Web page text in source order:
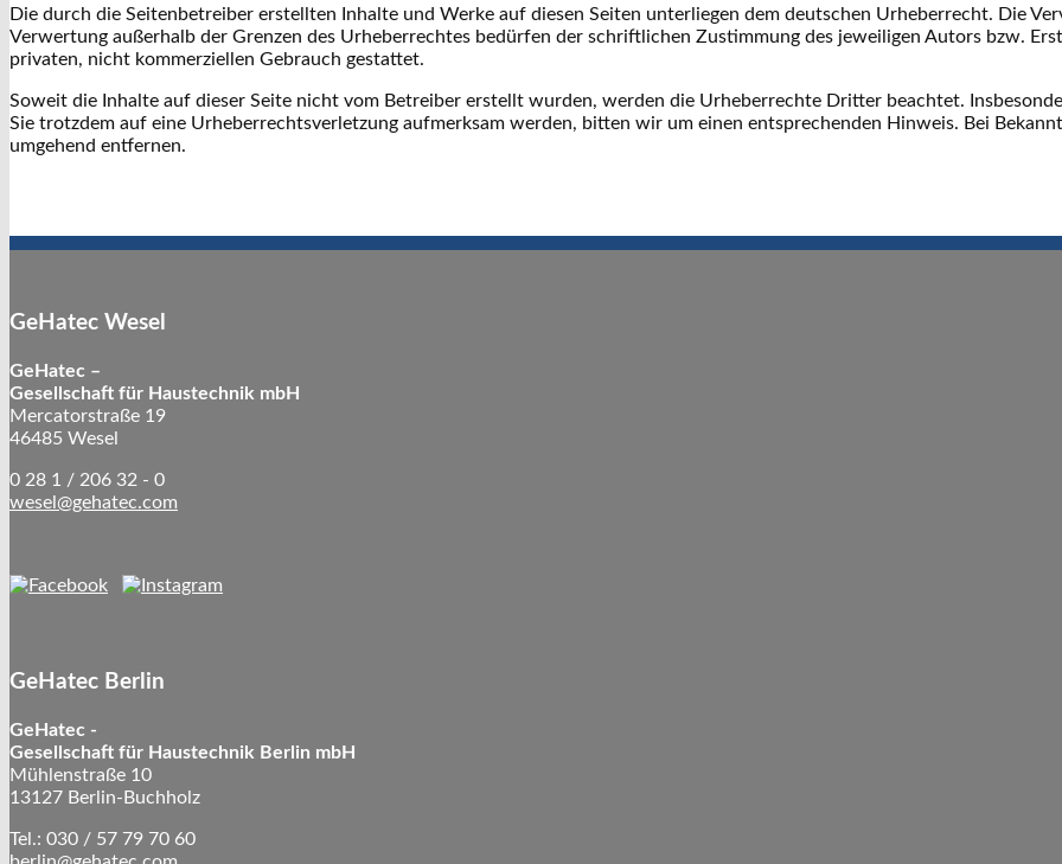
Die durch die Seitenbetreiber erstellten Inhalte und Werke auf diesen Seiten unterliegen dem deutschen Urheberrecht. Die
Verwertung außerhalb der Grenzen des Urheberrechtes bedürfen der schriftlichen Zustimmung des jeweiligen Autors bzw.
privaten, nicht kommerziellen Gebrauch gestattet.
Soweit die Inhalte auf dieser Seite nicht vom Betreiber erstellt wurden, werden die Urheberrechte Dritter beachtet.
Sie trotzdem auf eine Urheberrechtsverletzung aufmerksam werden, bitten wir um einen entsprechenden Hinweis. Bei
umgehend entfernen.
GeHatec Wesel
GeHatec –
Gesellschaft für Haustechnik mbH
Mercatorstraße 19
46485 Wesel
0 28 1 / 206 32 - 0
wesel@gehatec.com
GeHatec Berlin
GeHatec -
Gesellschaft für Haustechnik Berlin mbH
Mühlenstraße 10
13127 Berlin-Buchholz
Tel.: 030 / 57 79 70 60